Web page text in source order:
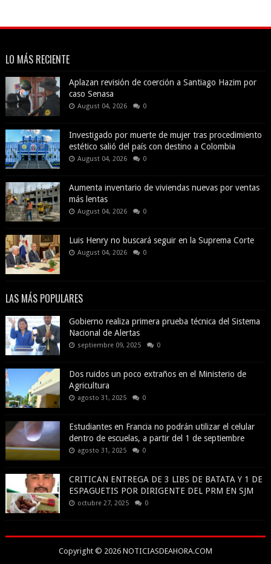
LO MÁS RECIENTE
Aplazan revisión de coerción a Santiago Hazim por
caso Senasa
August 04, 2026 0
Investigado por muerte de mujer tras procedimiento
estético salió del país con destino a Colombia
August 04, 2026 0
Aumenta inventario de viviendas nuevas por ventas
más lentas
August 04, 2026 0
Luis Henry no buscará seguir en la Suprema Corte
August 04, 2026 0
LAS MÁS POPULARES
Gobierno realiza primera prueba técnica del Sistema
Nacional de Alertas
septiembre 09, 2025 0
Dos ruidos un poco extraños en el Ministerio de
Agricultura
agosto 31, 2025 0
Estudiantes en Francia no podrán utilizar el celular
dentro de escuelas, a partir del 1 de septiembre
agosto 31, 2025 0
CRITICAN ENTREGA DE 3 LIBS DE BATATA Y 1 DE
ESPAGUETIS POR DIRIGENTE DEL PRM EN SJM
octubre 27, 2025 0
Copyright © 2026 NOTICIASDEAHORA.COM